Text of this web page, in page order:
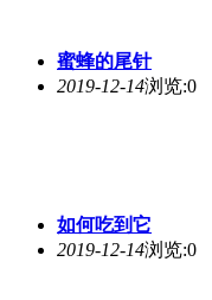
蜜蜂的尾针
2019-12-14浏览:0
如何吃到它
2019-12-14浏览:0